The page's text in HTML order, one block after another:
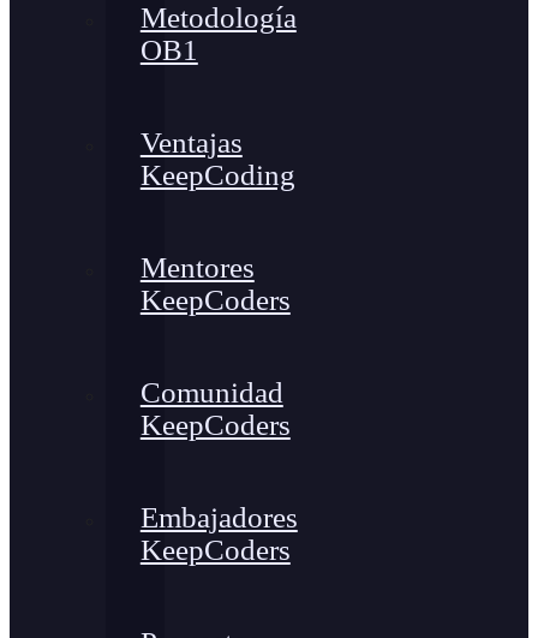
Metodología
OB1
Ventajas
KeepCoding
Mentores
KeepCoders
Comunidad
KeepCoders
Embajadores
KeepCoders